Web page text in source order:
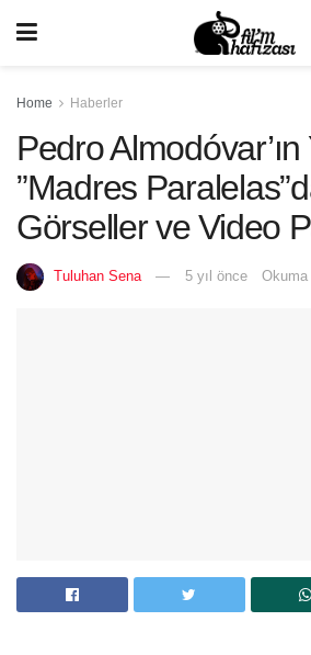
Home Haberler
Pedro
”Madres
Görseller ve Video
Tuluhan Sena 5 yıl önce